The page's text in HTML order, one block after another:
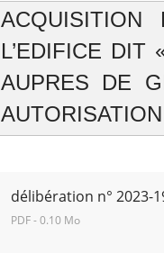
ACQUISITION
L’EDIFICE DIT
AUPRES DE
AUTORISATION
délibération n° 2023-
PDF - 0.10 Mo